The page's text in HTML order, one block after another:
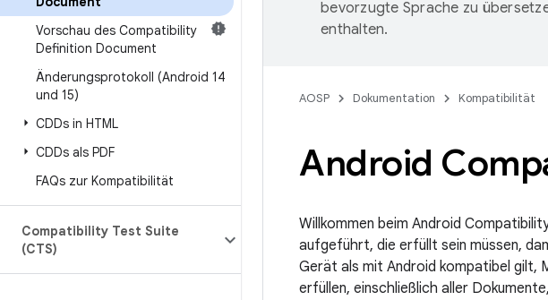
Vorschau des Compatibility
Definition Document
Änderungsprotokoll (Android 14
und 15)
CDDs in HTML
CDDs als PDF
FAQs zur Kompatibilität
Compatibility Test Suite
(CTS)
bevorzugte Sprache zu
enthalten.
AOSP Dokumentation Kompatibilität
Android
Willkommen beim Android
aufgeführt, die erfüllt sein müssen,
Gerät als mit Android kompatibel gilt,
erfüllen, einschließlich aller